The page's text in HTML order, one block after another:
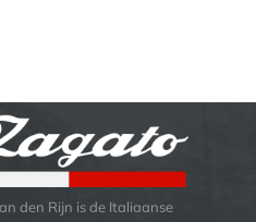
den Rijn is de Italiaanse